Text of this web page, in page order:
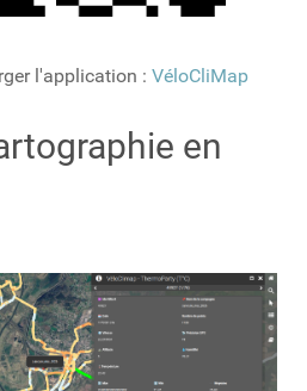
l'application : VéloCliMap
en